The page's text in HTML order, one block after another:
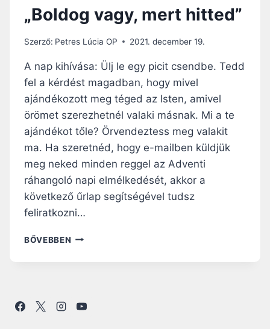
„Boldog vagy, mert hitted”
Szerző: Petres Lúcia OP 2021. december 19.
A nap kihívása: Ülj le egy picit csendbe. Tedd
fel a kérdést magadban, hogy mivel
ajándékozott meg téged az Isten, amivel
örömet szerezhetnél valaki másnak. Mi a te
ajándékot tőle? Örvendeztess meg valakit
ma. Ha szeretnéd, hogy e-mailben küldjük
meg neked minden reggel az Adventi
ráhangoló napi elmélkedését, akkor a
következő űrlap segítségével tudsz
feliratkozni…
BŐVEBBEN ADVENTI